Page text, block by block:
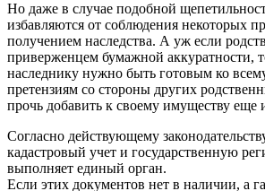
Но даже в случае подобной
избавляются от соблюдения некоторых
получением наследства. А уж если
приверженцем бумажной аккуратности,
наследнику нужно быть готовым ко
претензиям со стороны других
прочь добавить к своему имуществу еще
Согласно действующему
кадастровый учет и государственную
выполняет единый орган.
Если этих документов нет в наличии, а